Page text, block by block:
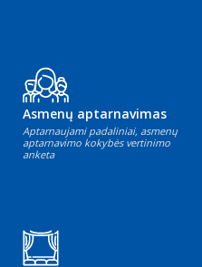
Asmenų aptarnavimas
Aptarnaujami padaliniai, asmenų
aptarnavimo kokybės vertinimo
anketa